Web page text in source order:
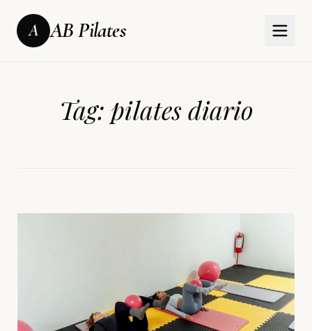
A AB Pilates
Tag: pilates diario